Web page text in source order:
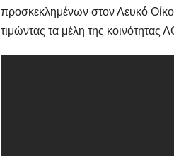
προσκεκλημένων στον Λευκό
τιμώντας τα μέλη της κοινότητας